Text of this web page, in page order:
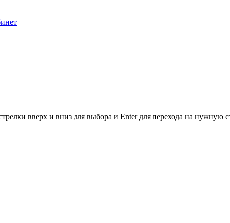
вверх и вниз для выбора и Enter для перехода на нужную